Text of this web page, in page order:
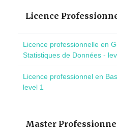
Licence
Licence professionnelle en
Statistiques de Données -
Licence professionnel en
level 1
Master